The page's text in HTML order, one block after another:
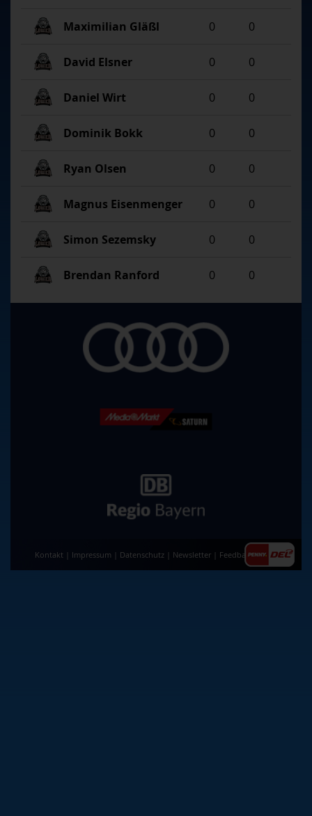
Maximilian Gläßl 0 0
David Elsner 0 0
Daniel Wirt 0 0
Dominik Bokk 0 0
Ryan Olsen 0 0
Magnus Eisenmenger 0 0
Simon Sezemsky 0 0
Brendan Ranford 0 0
Kontakt Impressum Datenschutz Newsletter Feedback|AGB